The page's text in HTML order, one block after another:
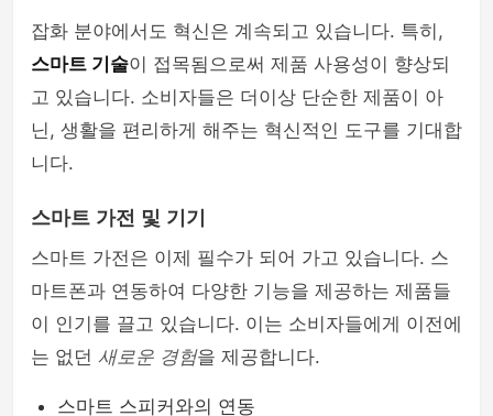
잡화 분야에서도 혁신은 계속되고 있습니다. 특히,
스마트 기술이 접목됨으로써 제품 사용성이 향상되
고 있습니다. 소비자들은 더이상 단순한 제품이 아
닌, 생활을 편리하게 해주는 혁신적인 도구를 기대합
니다.
스마트 가전 및 기기
스마트 가전은 이제 필수가 되어 가고 있습니다. 스
마트폰과 연동하여 다양한 기능을 제공하는 제품들
이 인기를 끌고 있습니다. 이는 소비자들에게 이전에
는 없던 새로운 경험을 제공합니다.
스마트 스피커와의 연동